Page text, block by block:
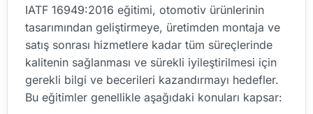
IATF 16949:2016 eğitimi, otomotiv ürünlerinin
tasarımından geliştirmeye, üretimden montaja ve
satış sonrası hizmetlere kadar tüm süreçlerinde
kalitenin sağlanması ve sürekli iyileştirilmesi için
gerekli bilgi ve becerileri kazandırmayı hedefler.
Bu eğitimler genellikle aşağıdaki konuları kapsar: